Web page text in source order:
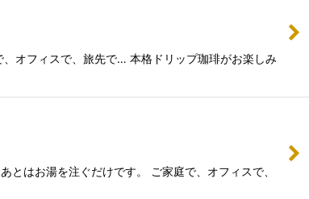
オフィスで、旅先で… 本格ドリップ珈琲がお楽しみ
はお湯を注ぐだけです。 ご家庭で、オフィスで、